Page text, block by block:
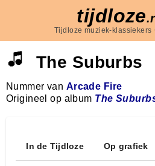
tijdloze
Tijdloze muziek-klassiekers
The Suburbs
Nummer van Arcade Fire
Origineel op album The
In de Tijdloze Op grafiek